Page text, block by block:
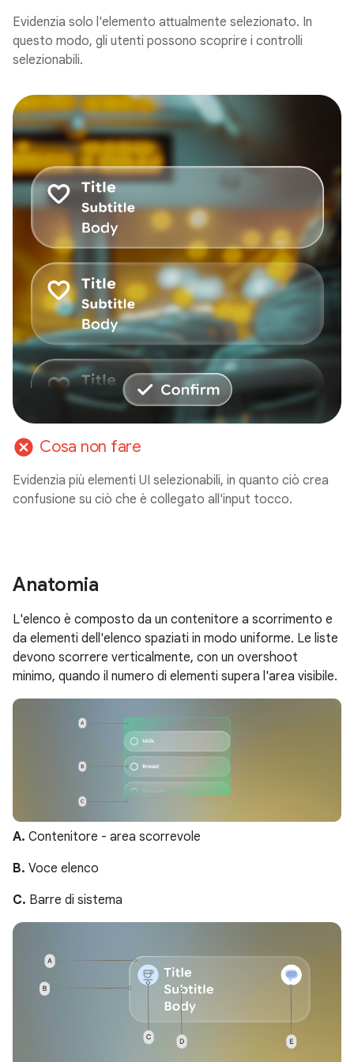
Evidenzia solo l'elemento attualmente selezionato. In
questo modo, gli utenti possono scoprire i controlli
selezionabili.
cancel Cosa non fare
Evidenzia più elementi UI selezionabili, in quanto ciò crea
confusione su ciò che è collegato all'input tocco.
Anatomia
L'elenco è composto da un contenitore a scorrimento e
da elementi dell'elenco spaziati in modo uniforme. Le liste
devono scorrere verticalmente, con un overshoot
minimo, quando il numero di elementi supera l'area visibile.
A. Contenitore - area scorrevole
B. Voce elenco
C. Barre di sistema